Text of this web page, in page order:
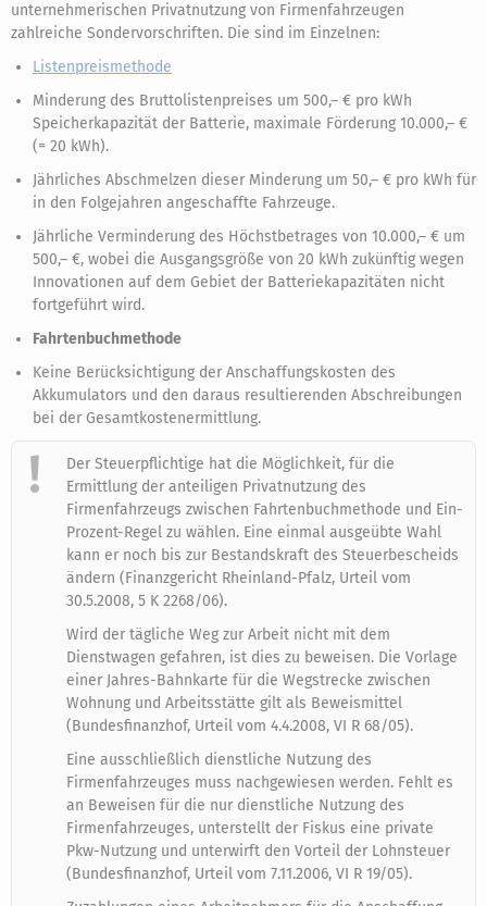
unternehmerischen Privatnutzung von Firmenfahrzeugen
zahlreiche Sondervorschriften. Die sind im Einzelnen:
Listenpreismethode
Minderung des Bruttolistenpreises um 500,– € pro kWh
Speicherkapazität der Batterie, maximale Förderung 10.000,– €
(= 20 kWh).
Jährliches Abschmelzen dieser Minderung um 50,– € pro kWh für
in den Folgejahren angeschaffte Fahrzeuge.
Jährliche Verminderung des Höchstbetrages von 10.000,– € um
500,– €, wobei die Ausgangsgröße von 20 kWh zukünftig wegen
Innovationen auf dem Gebiet der Batteriekapazitäten nicht
fortgeführt wird.
Fahrtenbuchmethode
Keine Berücksichtigung der Anschaffungskosten des
Akkumulators und den daraus resultierenden Abschreibungen
bei der Gesamtkostenermittlung.
Der Steuerpflichtige hat die Möglichkeit, für die
Ermittlung der anteiligen Privatnutzung des
Firmenfahrzeugs zwischen Fahrtenbuchmethode und Ein-
Prozent-Regel zu wählen. Eine einmal ausgeübte Wahl
kann er noch bis zur Bestandskraft des Steuerbescheids
ändern (Finanzgericht Rheinland-Pfalz, Urteil vom
30.5.2008, 5 K 2268/06).
Wird der tägliche Weg zur Arbeit nicht mit dem
Dienstwagen gefahren, ist dies zu beweisen. Die Vorlage
einer Jahres-Bahnkarte für die Wegstrecke zwischen
Wohnung und Arbeitsstätte gilt als Beweismittel
(Bundesfinanzhof, Urteil vom 4.4.2008, VI R 68/05).
Eine ausschließlich dienstliche Nutzung des
Firmenfahrzeuges muss nachgewiesen werden. Fehlt es
an Beweisen für die nur dienstliche Nutzung des
Firmenfahrzeuges, unterstellt der Fiskus eine private
Pkw-Nutzung und unterwirft den Vorteil der Lohnsteuer
(Bundesfinanzhof, Urteil vom 7.11.2006, VI R 19/05).